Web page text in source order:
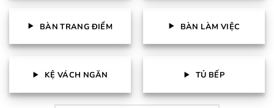
BÀN TRANG ĐIỂM BÀN LÀM VIỆC
KỆ VÁCH NGĂN TỦ BẾP